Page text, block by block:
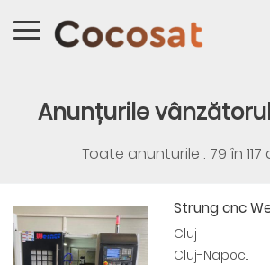
Anunțurile
Toate anunturile : 79 în 117
Strung cnc
Cluj
Cluj-Napoc...